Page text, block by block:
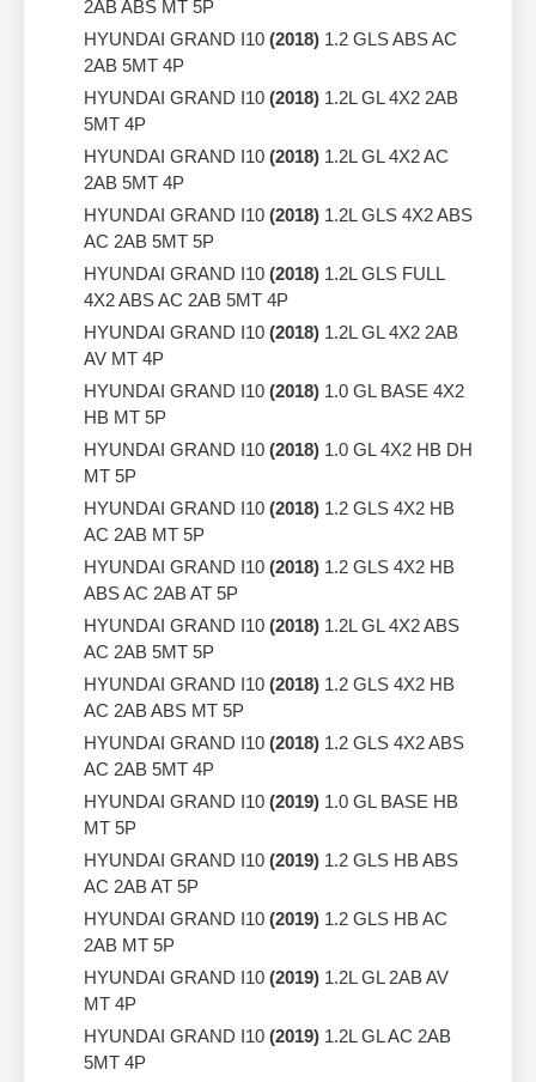
2AB ABS MT 5P
HYUNDAI GRAND I10 (2018) 1.2 GLS ABS AC
2AB 5MT 4P
HYUNDAI GRAND I10 (2018) 1.2L GL 4X2 2AB
5MT 4P
HYUNDAI GRAND I10 (2018) 1.2L GL 4X2 AC
2AB 5MT 4P
HYUNDAI GRAND I10 (2018) 1.2L GLS 4X2 ABS
AC 2AB 5MT 5P
HYUNDAI GRAND I10 (2018) 1.2L GLS FULL
4X2 ABS AC 2AB 5MT 4P
HYUNDAI GRAND I10 (2018) 1.2L GL 4X2 2AB
AV MT 4P
HYUNDAI GRAND I10 (2018) 1.0 GL BASE 4X2
HB MT 5P
HYUNDAI GRAND I10 (2018) 1.0 GL 4X2 HB DH
MT 5P
HYUNDAI GRAND I10 (2018) 1.2 GLS 4X2 HB
AC 2AB MT 5P
HYUNDAI GRAND I10 (2018) 1.2 GLS 4X2 HB
ABS AC 2AB AT 5P
HYUNDAI GRAND I10 (2018) 1.2L GL 4X2 ABS
AC 2AB 5MT 5P
HYUNDAI GRAND I10 (2018) 1.2 GLS 4X2 HB
AC 2AB ABS MT 5P
HYUNDAI GRAND I10 (2018) 1.2 GLS 4X2 ABS
AC 2AB 5MT 4P
HYUNDAI GRAND I10 (2019) 1.0 GL BASE HB
MT 5P
HYUNDAI GRAND I10 (2019) 1.2 GLS HB ABS
AC 2AB AT 5P
HYUNDAI GRAND I10 (2019) 1.2 GLS HB AC
2AB MT 5P
HYUNDAI GRAND I10 (2019) 1.2L GL 2AB AV
MT 4P
HYUNDAI GRAND I10 (2019) 1.2L GL AC 2AB
5MT 4P